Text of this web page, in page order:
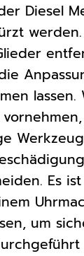
Diesel
lassen.
Es
um